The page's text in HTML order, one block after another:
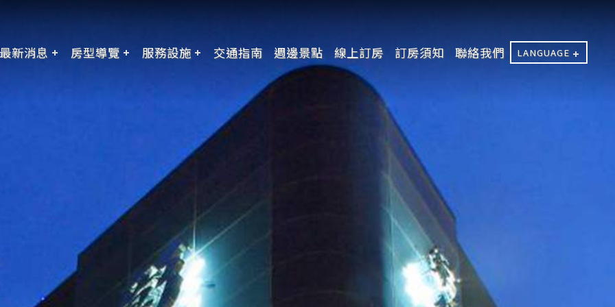
最新消息 房型導覽 服務設施 交通指南 週邊景點 線上訂房 訂房須知 聯絡我們 LANGUAGE